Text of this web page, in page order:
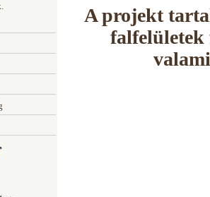
A projekt
falfelületek